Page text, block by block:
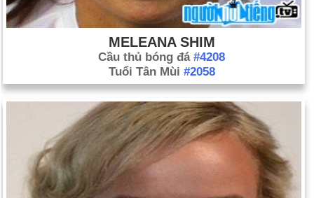
MELEANA SHIM
Cầu thủ bóng đá #4208
Tuổi Tân Mùi #2058